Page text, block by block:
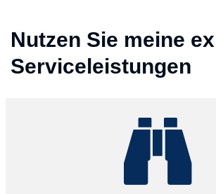
Nutzen Sie meine
Serviceleistungen